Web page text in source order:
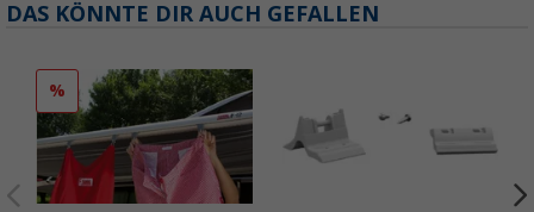
DAS KÖNNTE DIR AUCH GEFALLEN
%